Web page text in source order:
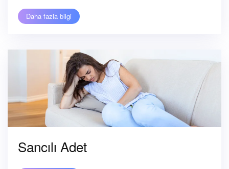
Daha fazla bilgi
Sancılı Adet